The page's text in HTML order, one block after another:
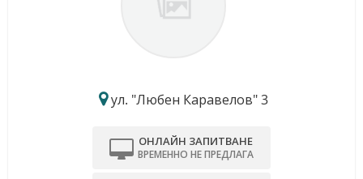
ул. "Любен Каравелов" 3
ОНЛАЙН ЗАПИТВАНЕ
ВРЕМЕННО НЕ ПРЕДЛАГА